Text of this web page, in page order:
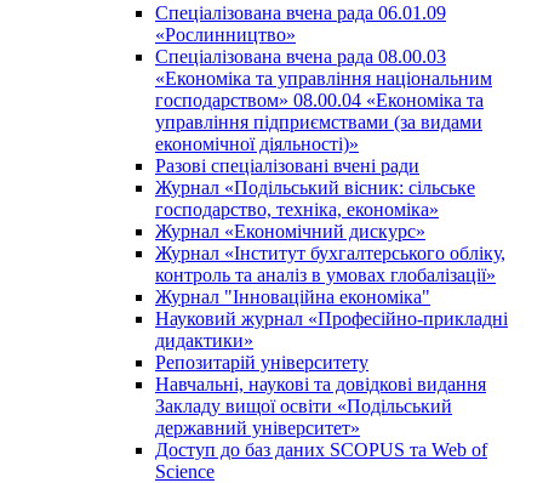
Спеціалізована вчена рада 06.01.09
«Рослинництво»
Спеціалізована вчена рада 08.00.03
«Економіка та управління національним
господарством» 08.00.04 «Економіка та
управління підприємствами (за видами
економічної діяльності)»
Разові спеціалізовані вчені ради
Журнал «Подільський вісник: сільське
господарство, техніка, економіка»
Журнал «Економічний дискурс»
Журнал «Інститут бухгалтерського обліку,
контроль та аналіз в умовах глобалізації»
Журнал "Інноваційна економіка"
Науковий журнал «Професійно-прикладні
дидактики»
Репозитарій університету
Навчальні, наукові та довідкові видання
Закладу вищої освіти «Подільський
державний університет»
Доступ до баз даних SCOPUS та Web of
Science